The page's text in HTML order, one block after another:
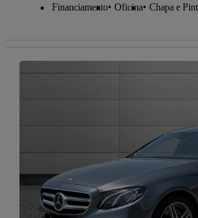
Financiamento Oficina Chapa e